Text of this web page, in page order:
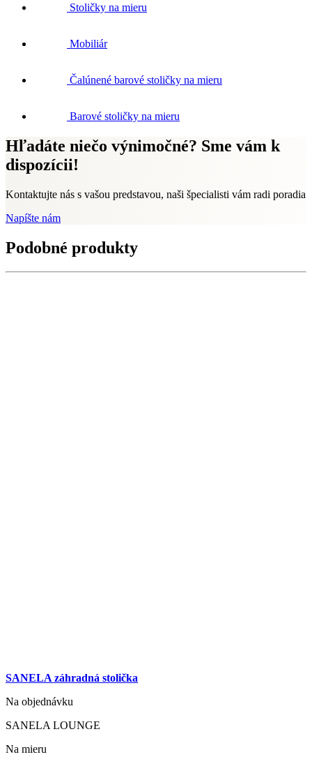
Stoličky na mieru
Mobiliár
Čalúnené barové stoličky na mieru
Barové stoličky na mieru
Hľadáte niečo výnimočné? Sme vám k
dispozícii!
Kontaktujte nás s vašou predstavou, naši špecialisti vám radi poradia
Napíšte nám
Podobné produkty
SANELA záhradná stolička
Na objednávku
SANELA LOUNGE
Na mieru